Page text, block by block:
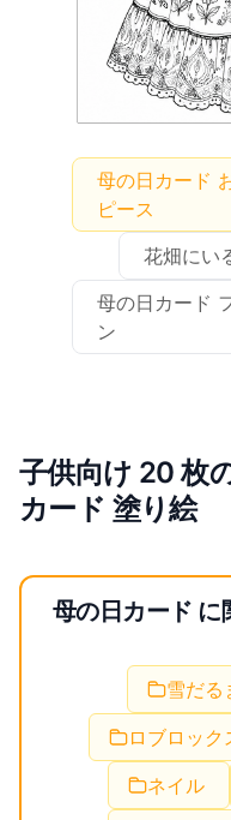
母の日カード
ピース
花畑にい
母の日カード
ン
子供向け 20 枚
カード 塗り絵
母の日カード に
雪だる
ロブロック
ネイル